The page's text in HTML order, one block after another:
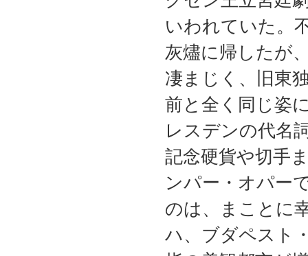
いわれていた。
灰燼に帰したが
凄まじく、旧東
前と全く同じ姿
レスデンの代名
記念硬貨や切手
ンパー・オパー
のは、まことに
ハ、ブダペスト